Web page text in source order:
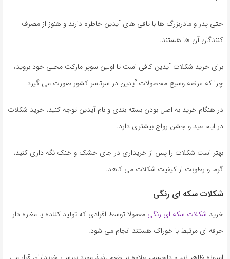
حتی پدر و مادربزرگ ها با تافی های آیدین خاطره دارند و هنوز از مصرف
کنندگان آن ها هستند.
برای خرید شکلات آیدین کافی است تا اولین سوپر مارکت محلی خود بروید،
چرا که عرضه وسیع محصولات آیدین در سرتاسر کشور صورت می گیرد.
در هنگام خرید به اصل بودن بسته بندی و نام آیدین توجه کنید، خرید شکلات
در ایام عید و جشن رواج بیشتری دارد.
بهتر است شکلات را پس از خریداری در جای خشک و خنک نگه داری کنید،
گرما و رطوبت از کیفیت شکلات می کاهد.
شکلات سکه ای رنگی
خرید شکلات سکه ای رنگی معمولا توسط افرادی که تولید کننده یا مغازه دار
حرفه ای مرتبط با خوراک هستند انجام می شود.